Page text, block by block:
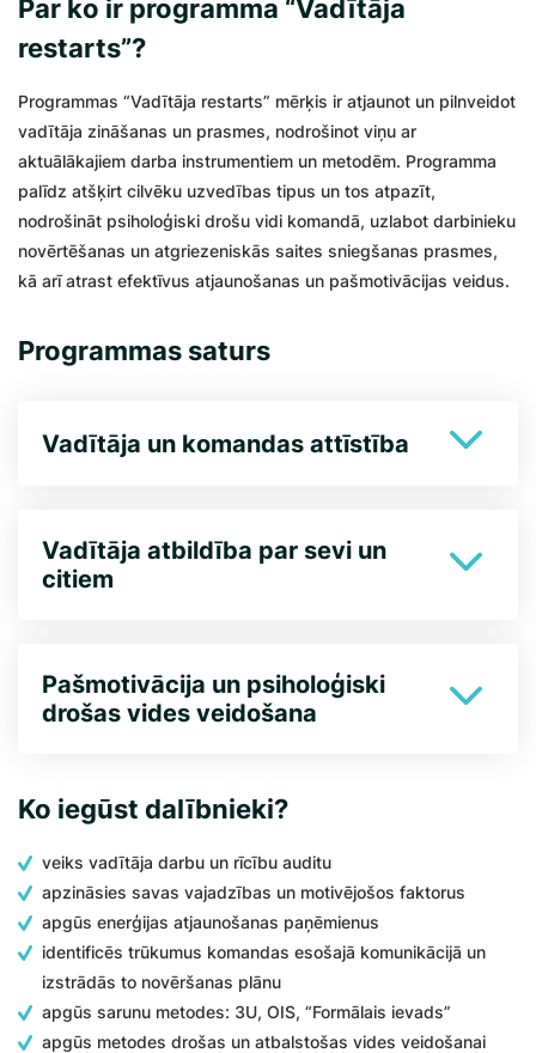
Par ko ir programma “Vadītāja
restarts”?
Programmas “Vadītāja restarts” mērķis ir atjaunot un pilnveidot
vadītāja zināšanas un prasmes, nodrošinot viņu ar
aktuālākajiem darba instrumentiem un metodēm. Programma
palīdz atšķirt cilvēku uzvedības tipus un tos atpazīt,
nodrošināt psiholoģiski drošu vidi komandā, uzlabot darbinieku
novērtēšanas un atgriezeniskās saites sniegšanas prasmes,
kā arī atrast efektīvus atjaunošanas un pašmotivācijas veidus.
Programmas saturs
Vadītāja un komandas attīstība
Vadītāja atbildība par sevi un
citiem
Pašmotivācija un psiholoģiski
drošas vides veidošana
Ko iegūst dalībnieki?
veiks vadītāja darbu un rīcību auditu
apzināsies savas vajadzības un motivējošos faktorus
apgūs enerģijas atjaunošanas paņēmienus
identificēs trūkumus komandas esošajā komunikācijā un
izstrādās to novēršanas plānu
apgūs sarunu metodes: 3U, OIS, “Formālais ievads”
apgūs metodes drošas un atbalstošas vides veidošanai